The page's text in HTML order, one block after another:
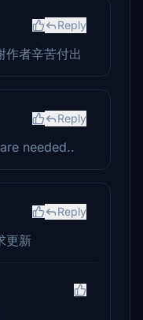
Reply
作者辛苦付出
Reply
needed..
Reply
更新